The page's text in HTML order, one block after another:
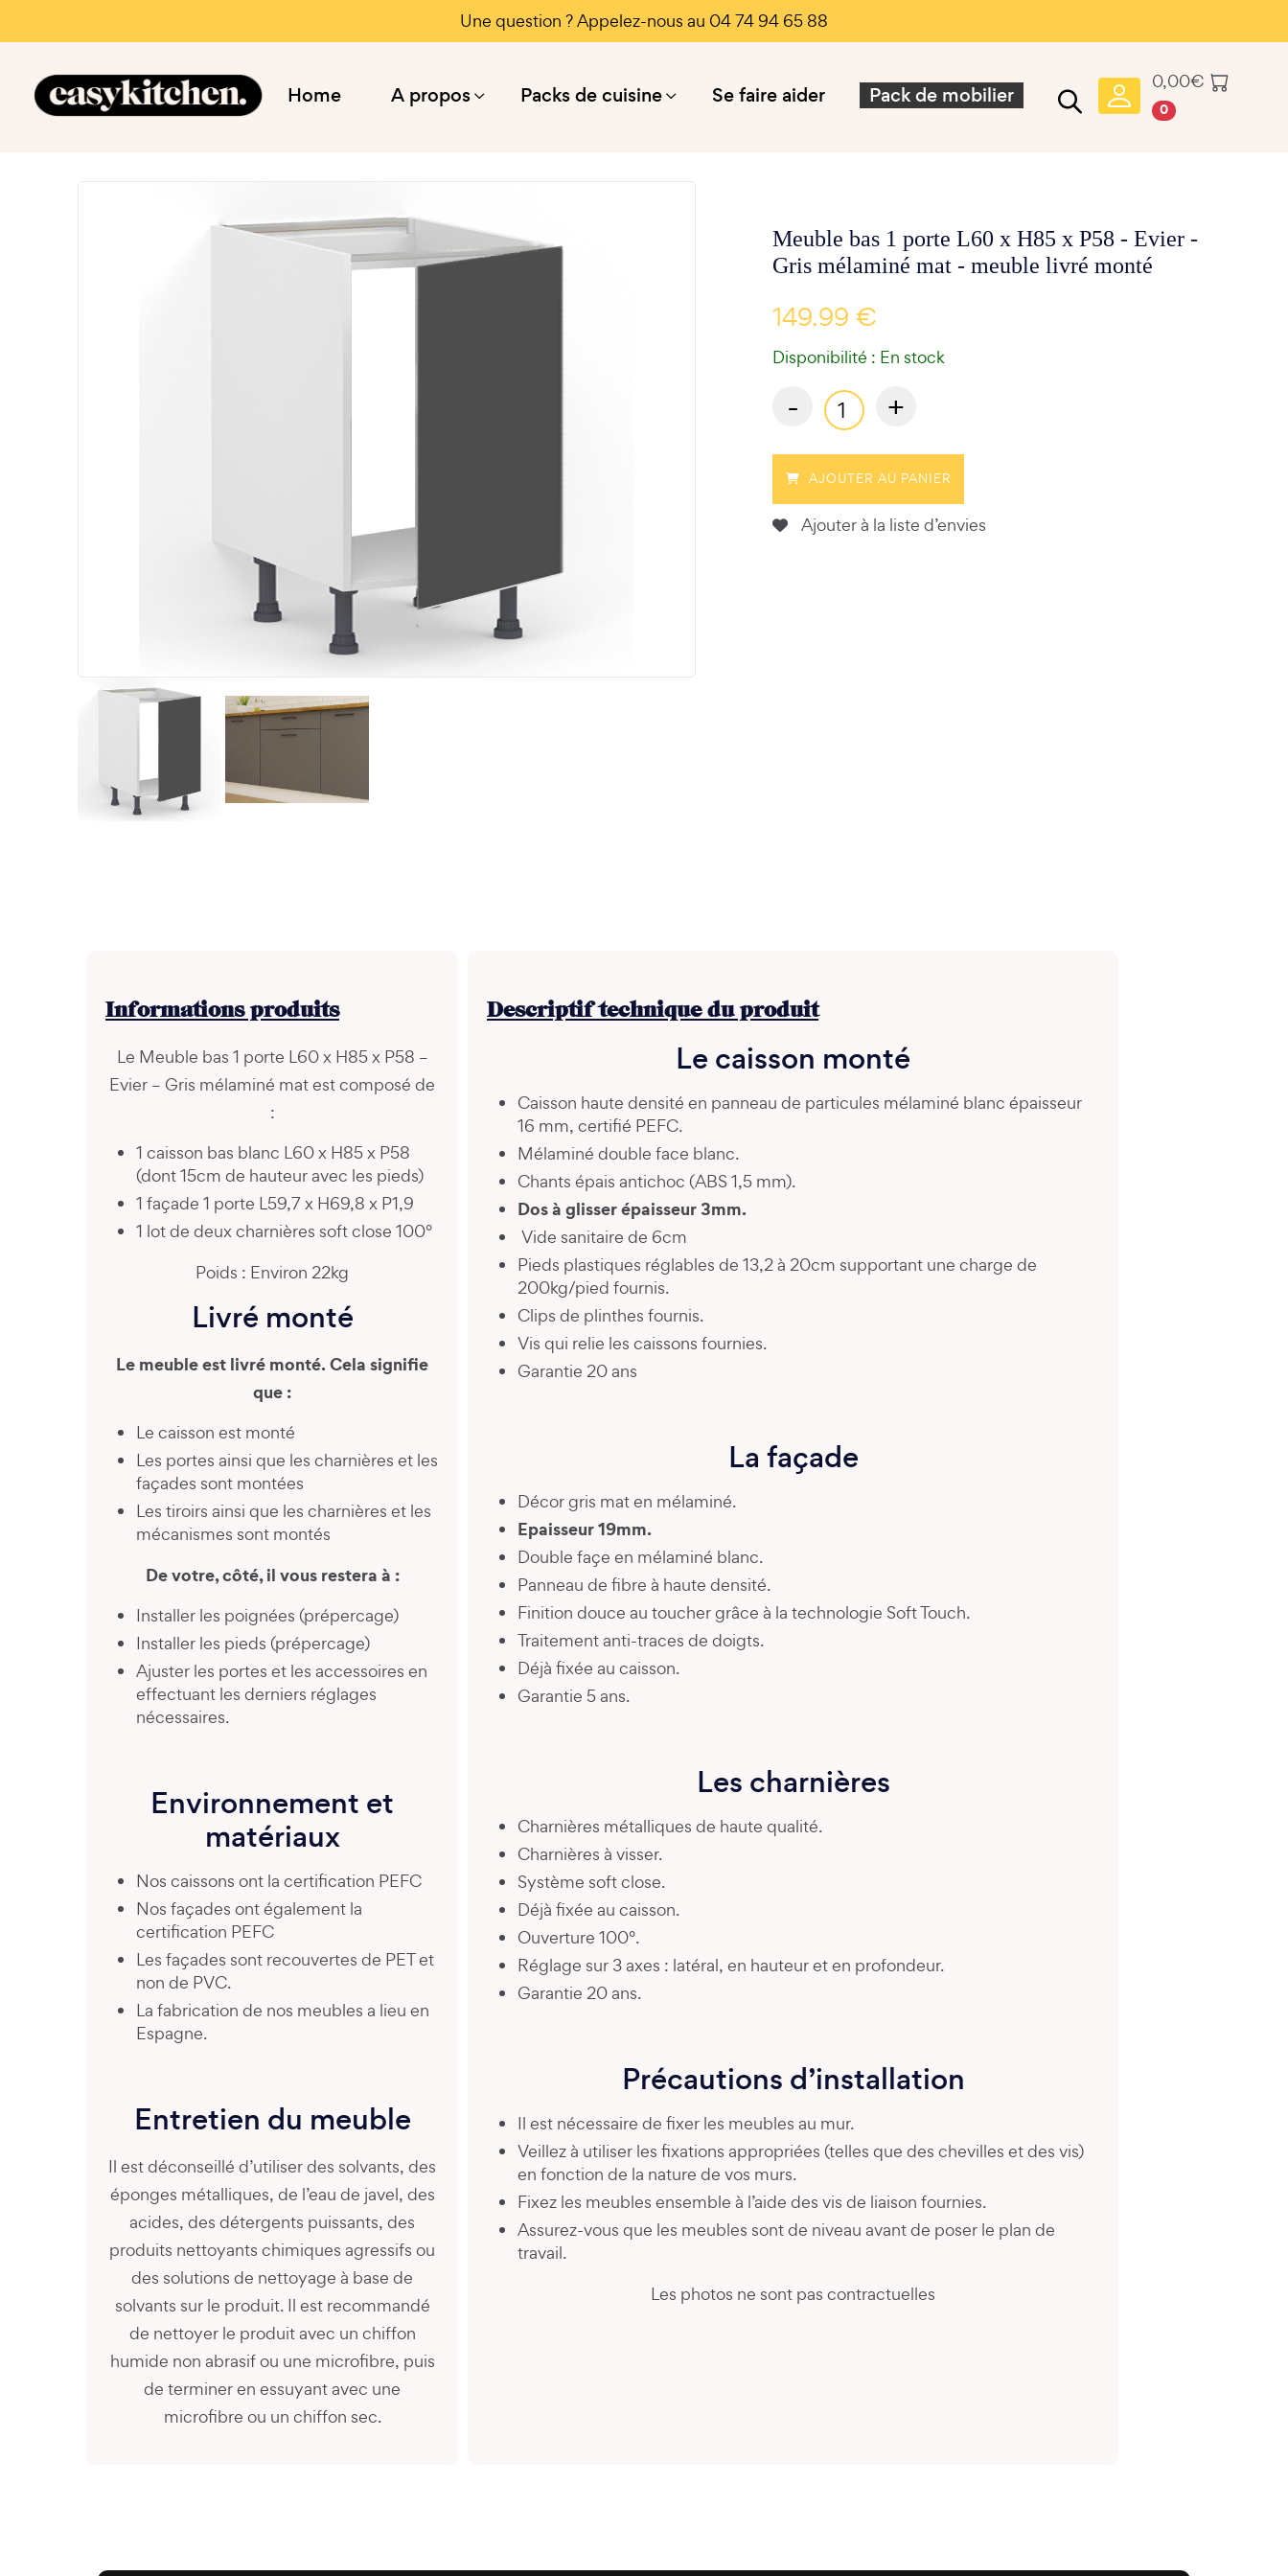
Une question ? Appelez-nous au 04 74 94 65 88
0,00€
0
Home A propos Packs de cuisine Se faire aider Pack de mobilier
Meuble bas 1 porte L60 x H85 x P58 - Evier -
Gris mélaminé mat - meuble livré monté
149.99 €
Disponibilité : En stock
- +
AJOUTER AU PANIER
Ajouter à la liste d’envies
Informationsproduits
Le Meuble bas 1 porte L60 x H85 x P58 –
Evier – Gris mélaminé mat est composé de
:
1 caisson bas blanc L60 x H85 x P58
(dont 15cm de hauteur avec les pieds)
1 façade 1 porte L59,7 x H69,8 x P1,9
1 lot de deux charnières soft close 100°
Poids : Environ 22kg
Livré monté
Le meuble est livré monté. Cela signifie
que :
Le caisson est monté
Les portes ainsi que les charnières et les
façades sont montées
Les tiroirs ainsi que les charnières et les
mécanismes sont montés
De votre, côté, il vous restera à :
Installer les poignées (prépercage)
Installer les pieds (prépercage)
Ajuster les portes et les accessoires en
effectuant les derniers réglages
nécessaires.
Environnement et
matériaux
Nos caissons ont la certification PEFC
Nos façades ont également la
certification PEFC
Les façades sont recouvertes de PET et
non de PVC.
La fabrication de nos meubles a lieu en
Espagne.
Entretien du meuble
Il est déconseillé d’utiliser des solvants, des
éponges métalliques, de l’eau de javel, des
acides, des détergents puissants, des
produits nettoyants chimiques agressifs ou
des solutions de nettoyage à base de
solvants sur le produit. Il est recommandé
de nettoyer le produit avec un chiffon
humide non abrasif ou une microfibre, puis
de terminer en essuyant avec une
microfibre ou un chiffon sec.
Descriptif technique du produit
Le caisson monté
Caisson haute densité en panneau de particules mélaminé blanc épaisseur
16 mm, certifié PEFC.
Mélaminé double face blanc.
Chants épais antichoc (ABS 1,5 mm).
Dos à glisser épaisseur 3mm.
Vide sanitaire de 6cm
Pieds plastiques réglables de 13,2 à 20cm supportant une charge de
200kg/pied fournis.
Clips de plinthes fournis.
Vis qui relie les caissons fournies.
Garantie 20 ans
La façade
Décor gris mat en mélaminé.
Epaisseur 19mm.
Double façe en mélaminé blanc.
Panneau de fibre à haute densité.
Finition douce au toucher grâce à la technologie Soft Touch.
Traitement anti-traces de doigts.
Déjà fixée au caisson.
Garantie 5 ans.
Les charnières
Charnières métalliques de haute qualité.
Charnières à visser.
Système soft close.
Déjà fixée au caisson.
Ouverture 100°.
Réglage sur 3 axes : latéral, en hauteur et en profondeur.
Garantie 20 ans.
Précautions d’installation
Il est nécessaire de fixer les meubles au mur.
Veillez à utiliser les fixations appropriées (telles que des chevilles et des vis)
en fonction de la nature de vos murs.
Fixez les meubles ensemble à l’aide des vis de liaison fournies.
Assurez-vous que les meubles sont de niveau avant de poser le plan de
travail.
Les photos ne sont pas contractuelles